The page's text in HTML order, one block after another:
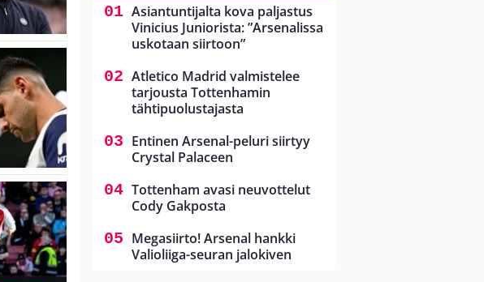
Asiantuntijalta kova paljastus
Vinicius Juniorista: ”Arsenalissa
uskotaan siirtoon”
Atletico Madrid valmistelee
tarjousta Tottenhamin
tähtipuolustajasta
Entinen Arsenal-peluri siirtyy
Crystal Palaceen
Tottenham avasi neuvottelut
Cody Gakposta
Megasiirto! Arsenal hankki
Valioliiga-seuran jalokiven